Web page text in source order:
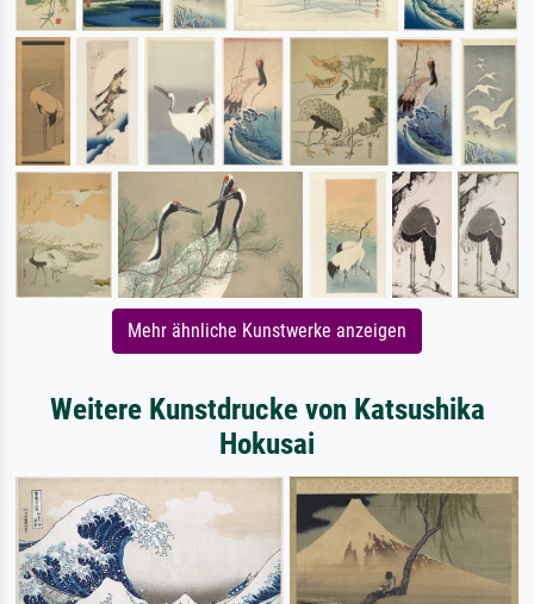
Mehr ähnliche Kunstwerke anzeigen
Weitere Kunstdrucke von Katsushika
Hokusai